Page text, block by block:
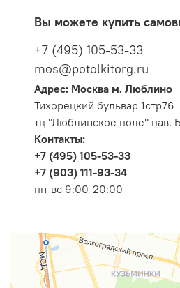
Вы можете купить
+7 (495) 105-53-33
mos@potolkitorg.ru
Адрес: Москва м. Люблино
Тихорецкий бульвар 1стр76
тц "Люблинское поле" пав.
Контакты:
+7 (495) 105-53-33
+7 (903) 111-93-34
пн-вс 9:00-20:00